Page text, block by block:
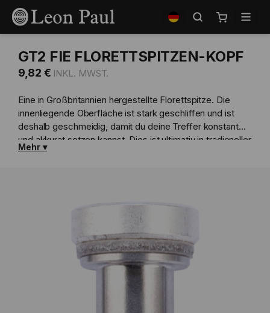
Zum
Inhalt
springen
auswählen
Mein
GT2 FIE FLORETTSPITZEN-KOPF
9,82 €
Eine in Großbritannien hergestellte Florettspitze. Die
innenliegende Oberfläche ist stark geschliffen und ist
deshalb geschmeidig, damit du deine Treffer konstant
und akkurat setzen kannst. Dies ist ultimativ in tradioneller
Spitzen-Technik.
Mehr